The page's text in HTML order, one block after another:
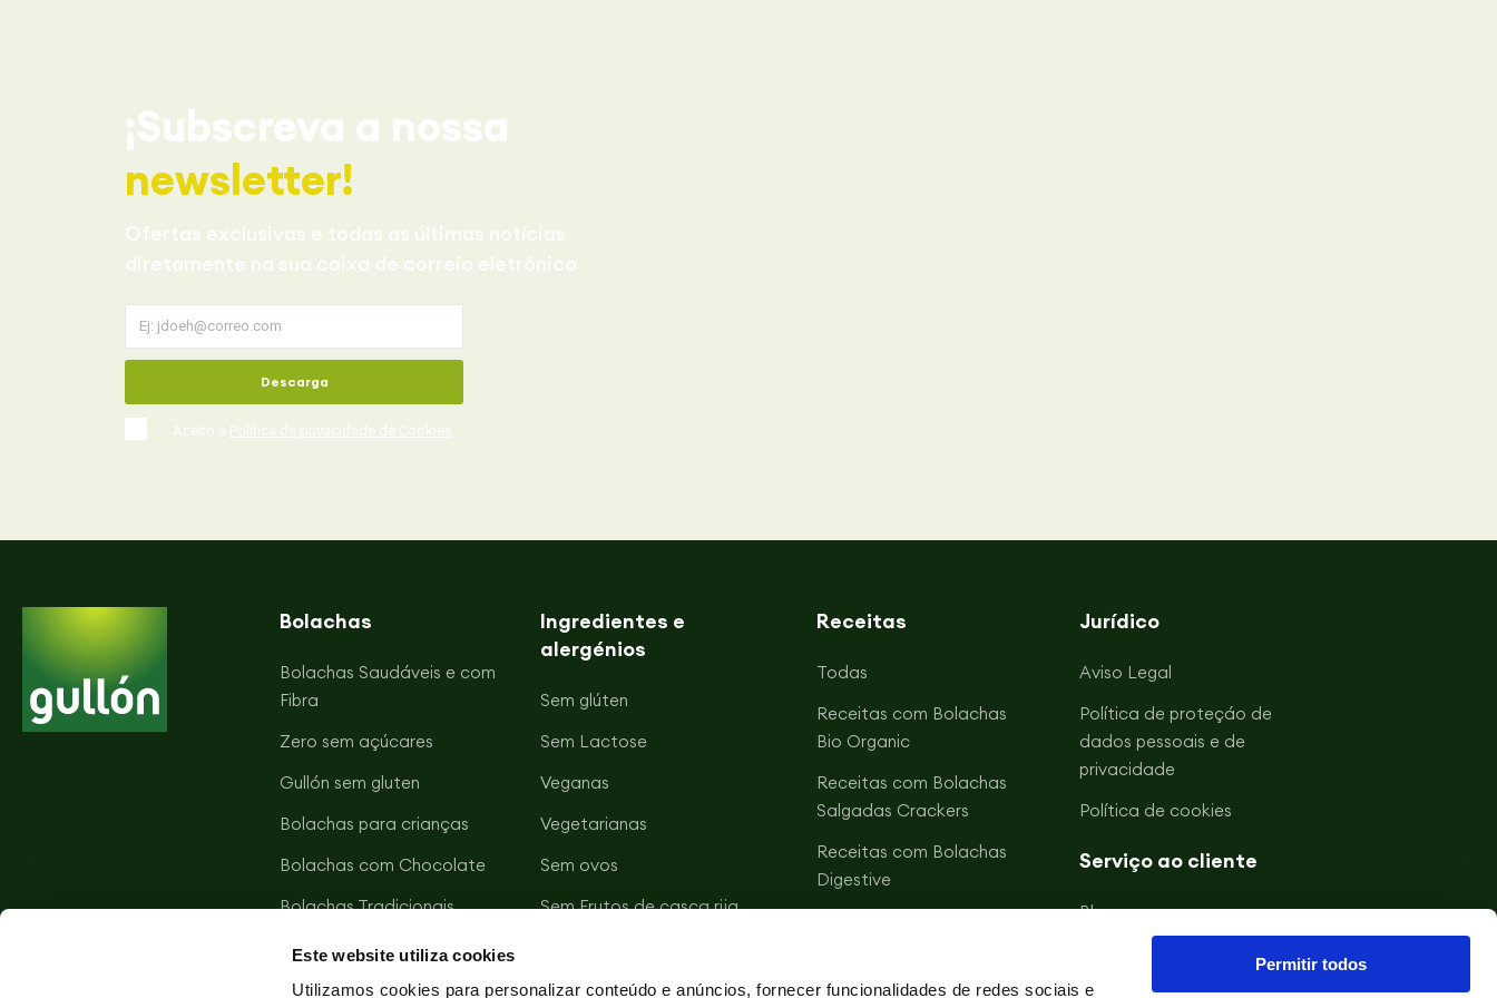
Este website utiliza cookies
Utilizamos cookies para personalizar conteúdo e anúncios, fornecer funcionalidades de redes sociais e
Permitir todos
¡Subscreva a nossa
newsletter!
Ofertas exclusivas e todas as últimas notícias
diretamente na sua caixa de correio eletrónico
Aceito a Política de privacidade de Cookies
Descarga
Bolachas
Bolachas Saudáveis e com
Fibra
Zero sem açúcares
Gullón sem gluten
Bolachas para crianças
Bolachas com Chocolate
Bolachas Tradicionais
Bolachas Salgadas
Tortitas Vitalday
Ingredientes e
alergénios
Sem glúten
Sem Lactose
Veganas
Vegetarianas
Sem ovos
Sem Frutos de casca rija
Sem sal
Receitas
Todas
Receitas com Bolachas
Bio Organic
Receitas com Bolachas
Salgadas Crackers
Receitas com Bolachas
Digestive
Receitas com Bolachas
Jurídico
Aviso Legal
Política de proteçáo de
dados pessoais e de
privacidade
Política de cookies
Serviço ao cliente
Blogue